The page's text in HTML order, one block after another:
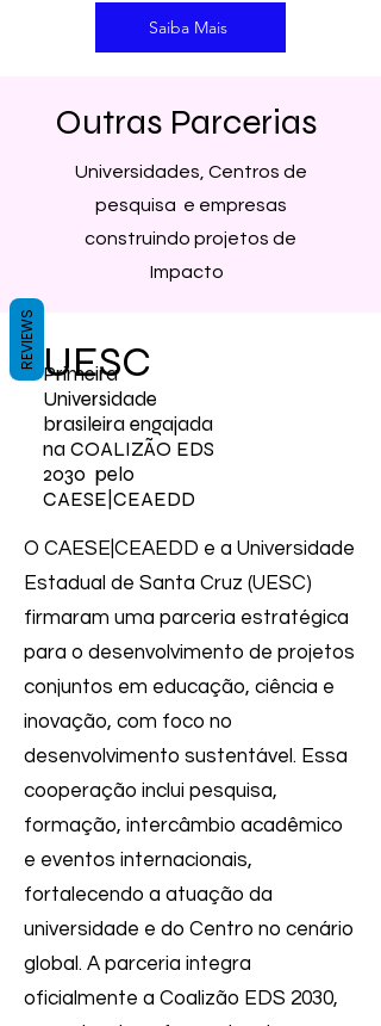
Saiba Mais
Outras Parcerias
Universidades, Centros de
pesquisa e empresas
construindo projetos de
Impacto
UESC
Primeira
Universidade
brasileira engajada
na COALIZÃO EDS
2030 pelo
CAESE|CEAEDD
O CAESE|CEAEDD e a Universidade
Estadual de Santa Cruz (UESC)
firmaram uma parceria estratégica
para o desenvolvimento de projetos
conjuntos em educação, ciência e
inovação, com foco no
desenvolvimento sustentável. Essa
cooperação inclui pesquisa,
formação, intercâmbio acadêmico
e eventos internacionais,
fortalecendo a atuação da
universidade e do Centro no cenário
global. A parceria integra
oficialmente a Coalizão EDS 2030,
REVIEWS